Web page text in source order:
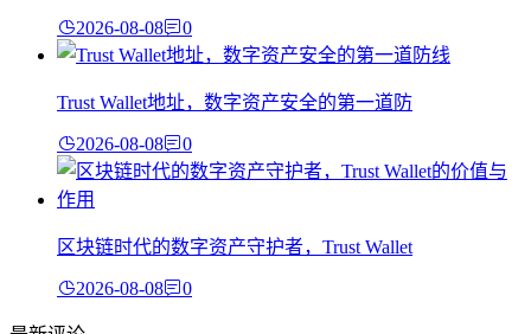
2026-08-08 0
Trust Wallet地址，数字资产安全的第一道防
2026-08-08 0
区块链时代的数字资产守护者，Trust Wallet
2026-08-08 0